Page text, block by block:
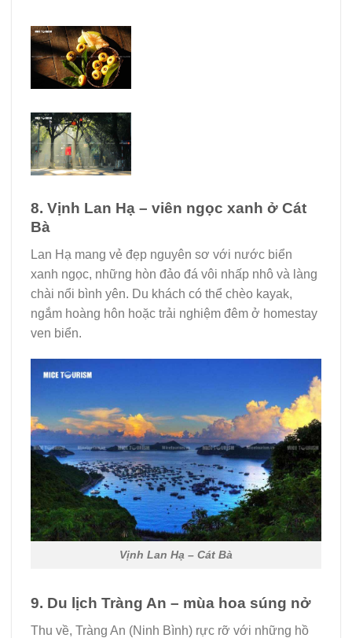
8. Vịnh Lan Hạ – viên ngọc xanh ở Cát
Bà
Lan Hạ mang vẻ đẹp nguyên sơ với nước biển
xanh ngọc, những hòn đảo đá vôi nhấp nhô và làng
chài nổi bình yên. Du khách có thể chèo kayak,
ngắm hoàng hôn hoặc trải nghiệm đêm ở homestay
ven biển.
Vịnh Lan Hạ – Cát Bà
9. Du lịch Tràng An – mùa hoa súng nở
Thu về, Tràng An (Ninh Bình) rực rỡ với những hồ